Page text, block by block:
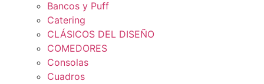
Bancos y Puff
Catering
CLÁSICOS DEL DISEÑO
COMEDORES
Consolas
Cuadros